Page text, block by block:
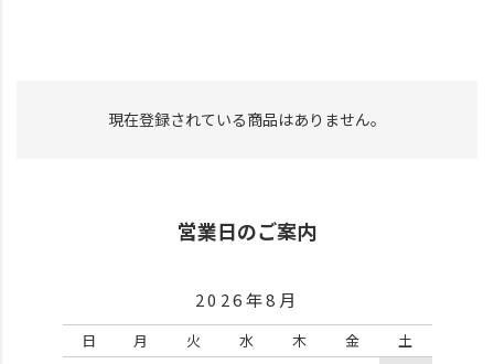
現在登録されている商品はありません。
営業日のご案内
2026年8月
日 月 火 水 木 金 土